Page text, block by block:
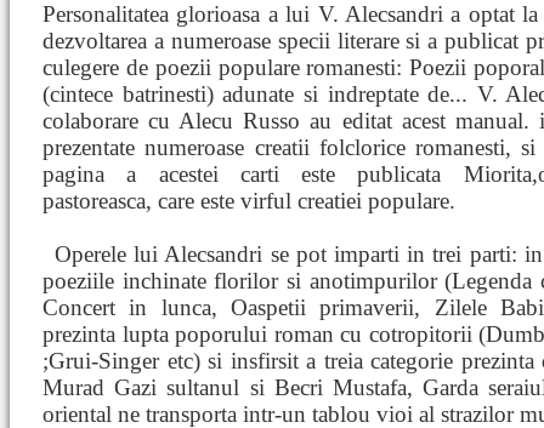
Personalitatea glorioasa a lui V. Alecsandri a optat la
dezvoltarea a numeroase specii literare si a publicat
culegere de poezii populare romanesti: Poezii
(cintece batrinesti) adunate si indreptate de... V.
colaborare cu Alecu Russo au editat acest manual.
prezentate numeroase creatii folclorice romanesti,
pagina a acestei carti este publicata
pastoreasca, care este virful creatiei populare.
Operele lui Alecsandri se pot imparti in trei parti:
poeziile inchinate florilor si anotimpurilor (Legenda
Concert in lunca, Oaspetii primaverii, Zilele
prezinta lupta poporului roman cu cotropitorii
;Grui-Singer etc) si insfirsit a treia categorie
Murad Gazi sultanul si Becri Mustafa, Garda
oriental ne transporta intr-un tablou vioi al strazilor